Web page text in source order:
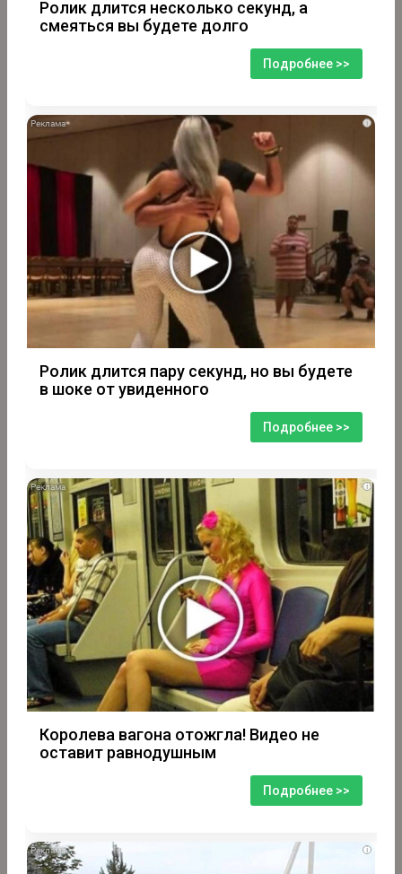
Ролик длится несколько секунд, а
смеяться вы будете долго
Подробнее >>
i
Ролик длится пару секунд, но вы будете
в шоке от увиденного
Подробнее >>
i
Королева вагона отожгла! Видео не
оставит равнодушным
Подробнее >>
i